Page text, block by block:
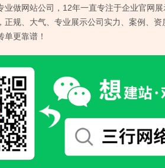
业做网站公司，12年一直专注于企业官网
正规、大气、专业展示公司实力、案例、
单更靠谱！